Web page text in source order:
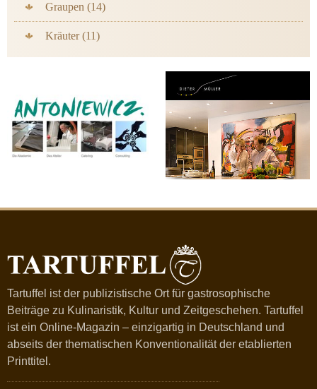
Graupen (14)
Kräuter (11)
Tartuffel ist der publizistische Ort für gastrosophische
Beiträge zu Kulinaristik, Kultur und Zeitgeschehen. Tartuffel
ist ein Online-Magazin – einzigartig in Deutschland und
abseits der thematischen Konventionalität der etablierten
Printtitel.